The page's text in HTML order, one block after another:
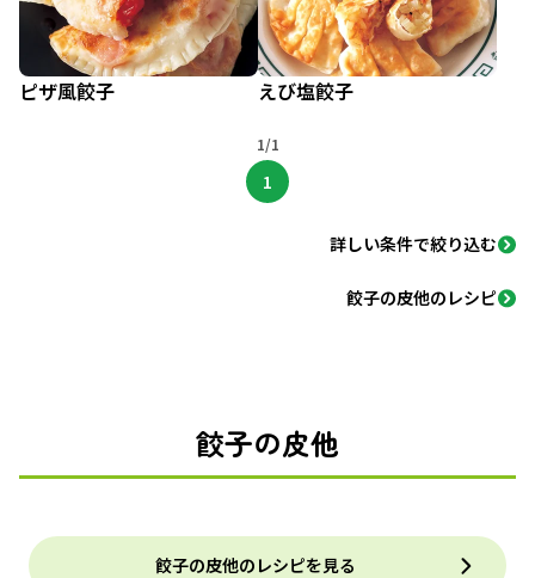
ピザ風餃子 えび塩餃子
1/1
1
詳しい条件で絞り込む
餃子の皮他のレシピ
餃子の皮他
餃子の皮他のレシピを見る